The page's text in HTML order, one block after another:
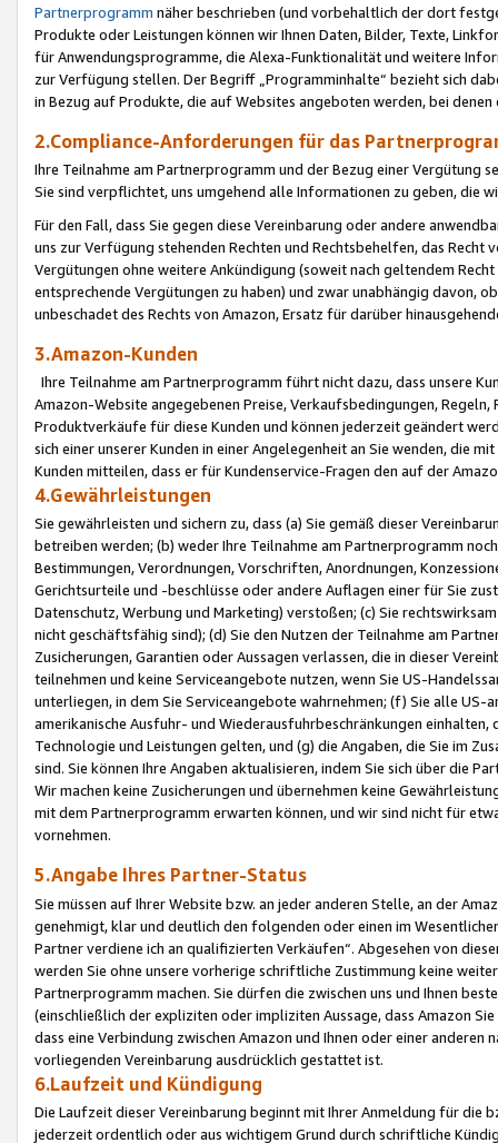
Partnerprogramm näher beschrieben (und vorbehaltlich der dort
Produkte oder Leistungen können wir Ihnen Daten, Bilder, Texte,
für Anwendungsprogramme, die Alexa-Funktionalität und weitere
zur Verfügung stellen. Der Begriff „Programminhalte“ bezieht sich
in Bezug auf Produkte, die auf Websites angeboten werden, bei
2.Compliance-Anforderungen für das
Ihre Teilnahme am Partnerprogramm und der Bezug einer Vergütung
Sie sind verpflichtet, uns umgehend alle Informationen zu geben, die
Für den Fall, dass Sie gegen diese Vereinbarung oder andere
uns zur Verfügung stehenden Rechten und Rechtsbehelfen, das
Vergütungen ohne weitere Ankündigung (soweit nach geltendem
entsprechende Vergütungen zu haben) und zwar unabhängig davon,
unbeschadet des Rechts von Amazon, Ersatz für darüber
3.Amazon-Kunden
Ihre Teilnahme am Partnerprogramm führt nicht dazu, dass unsere
Amazon-Website angegebenen Preise, Verkaufsbedingungen,
Produktverkäufe für diese Kunden und können jederzeit geändert
sich einer unserer Kunden in einer Angelegenheit an Sie wenden, die
Kunden mitteilen, dass er für Kundenservice-Fragen den auf der
4.Gewährleistungen
Sie gewährleisten und sichern zu, dass (a) Sie gemäß dieser
betreiben werden; (b) weder Ihre Teilnahme am Partnerprogramm
Bestimmungen, Verordnungen, Vorschriften, Anordnungen,
Gerichtsurteile und -beschlüsse oder andere Auflagen einer für Sie
Datenschutz, Werbung und Marketing) verstoßen; (c) Sie
nicht geschäftsfähig sind); (d) Sie den Nutzen der Teilnahme am
Zusicherungen, Garantien oder Aussagen verlassen, die in dieser
teilnehmen und keine Serviceangebote nutzen, wenn Sie US-
unterliegen, in dem Sie Serviceangebote wahrnehmen; (f) Sie alle
amerikanische Ausfuhr- und Wiederausfuhrbeschränkungen
Technologie und Leistungen gelten, und (g) die Angaben, die Sie im
sind. Sie können Ihre Angaben aktualisieren, indem Sie sich über die
Wir machen keine Zusicherungen und übernehmen keine
mit dem Partnerprogramm erwarten können, und wir sind nicht für
vornehmen.
5.Angabe Ihres Partner-Status
Sie müssen auf Ihrer Website bzw. an jeder anderen Stelle, an der
genehmigt, klar und deutlich den folgenden oder einen im
Partner verdiene ich an qualifizierten Verkäufen“. Abgesehen von
werden Sie ohne unsere vorherige schriftliche Zustimmung keine
Partnerprogramm machen. Sie dürfen die zwischen uns und Ihnen
(einschließlich der expliziten oder impliziten Aussage, dass Amazon
dass eine Verbindung zwischen Amazon und Ihnen oder einer
vorliegenden Vereinbarung ausdrücklich gestattet ist.
6.Laufzeit und Kündigung
Die Laufzeit dieser Vereinbarung beginnt mit Ihrer Anmeldung für die
jederzeit ordentlich oder aus wichtigem Grund durch schriftliche